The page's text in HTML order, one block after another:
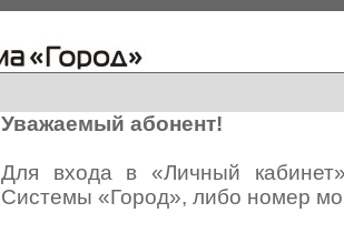
Уважаемый абонент!
Для входа в «Личный
Системы «Город», либо номер